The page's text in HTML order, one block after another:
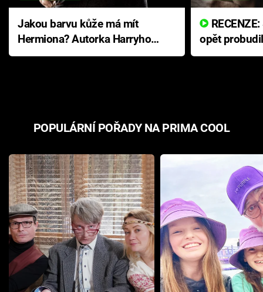
Jakou barvu kůže má mít
Hermiona? Autorka Harryho
Pottera přišla s ráznou
opět
přichází s
POPULÁRNÍ POŘADY NA PRIMA COOL